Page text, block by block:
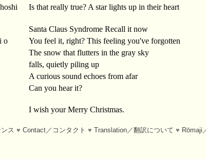
Is that really true? A star lights up in their heart
Santa Claus Syndrome Recall it now
o
You feel it, right? This feeling you've forgotten
The snow that flutters in the gray sky
falls, quietly piling up
A curious sound echoes from afar
Can you hear it?
I wish your Merry Christmas.
ス ♥ Contact／コンタクト ♥ Translation／翻訳について ♥ Rōmaji